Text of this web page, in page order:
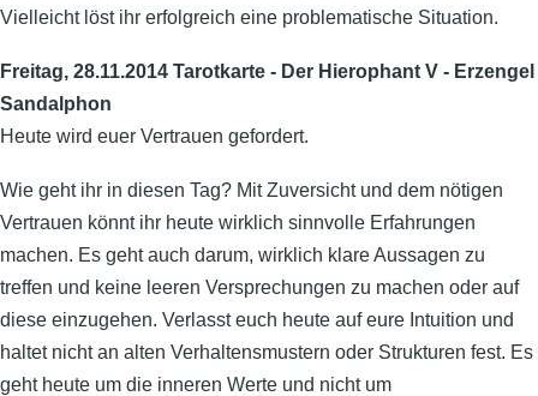
Vielleicht löst ihr erfolgreich eine problematische Situation.
Freitag, 28.11.2014 Tarotkarte - Der Hierophant V - Erzengel
Sandalphon
Heute wird euer Vertrauen gefordert.
Wie geht ihr in diesen Tag? Mit Zuversicht und dem nötigen
Vertrauen könnt ihr heute wirklich sinnvolle Erfahrungen
machen. Es geht auch darum, wirklich klare Aussagen zu
treffen und keine leeren Versprechungen zu machen oder auf
diese einzugehen. Verlasst euch heute auf eure Intuition und
haltet nicht an alten Verhaltensmustern oder Strukturen fest. Es
geht heute um die inneren Werte und nicht um